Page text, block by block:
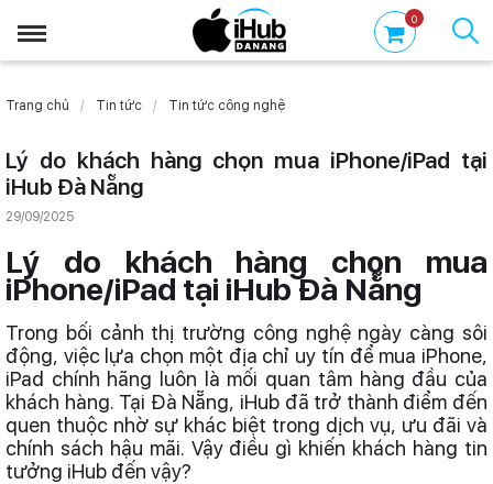
0
Trang chủ Tin tức Tin tức công nghệ
Lý do khách hàng chọn mua iPhone/iPad tại
iHub Đà Nẵng
29/09/2025
Lý do khách hàng chọn mua
iPhone/iPad tại iHub Đà Nẵng
Trong bối cảnh thị trường công nghệ ngày càng sôi
động, việc lựa chọn một địa chỉ uy tín để mua iPhone,
iPad chính hãng luôn là mối quan tâm hàng đầu của
khách hàng. Tại Đà Nẵng, iHub đã trở thành điểm đến
quen thuộc nhờ sự khác biệt trong dịch vụ, ưu đãi và
chính sách hậu mãi. Vậy điều gì khiến khách hàng tin
tưởng iHub đến vậy?